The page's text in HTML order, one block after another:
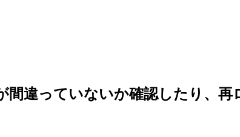
違っていないか確認したり、